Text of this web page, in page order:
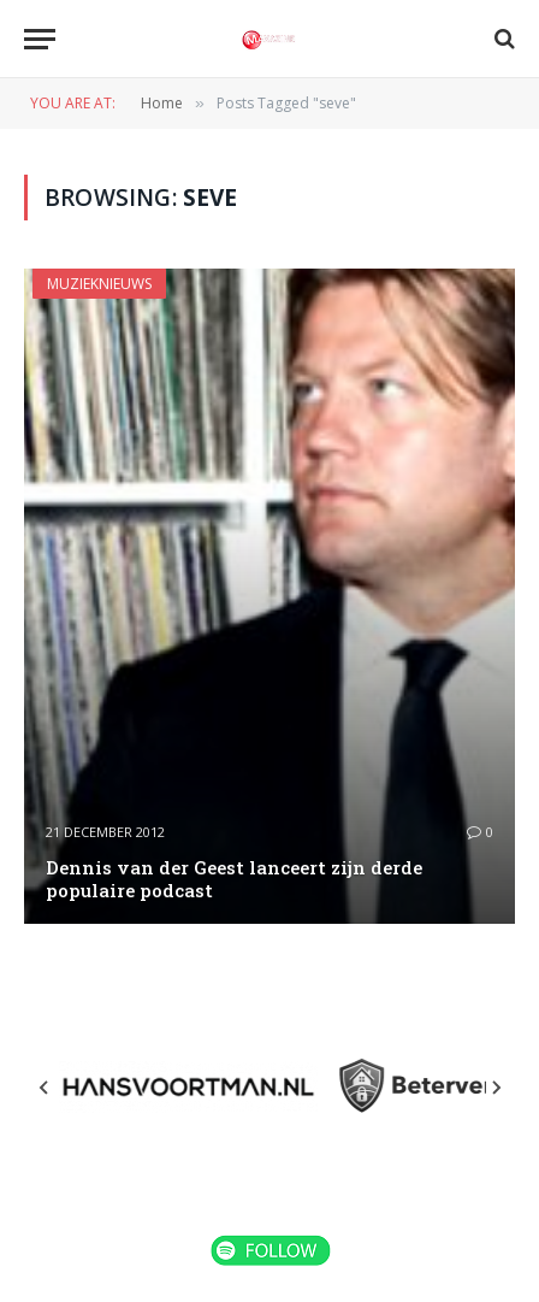
YOU ARE AT: Home » Posts Tagged "seve"
BROWSING: SEVE
MUZIEKNIEUWS
21 DECEMBER 2012 0
Dennis van der Geest lanceert zijn derde
populaire podcast